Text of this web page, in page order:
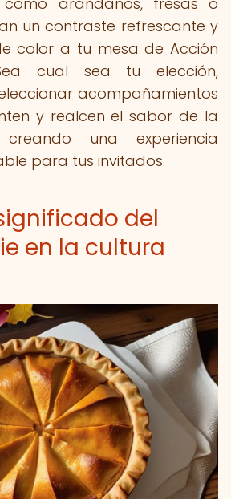
un contraste refrescante y
color a tu mesa de Acción
cual sea tu elección,
acompañamientos
y realcen el sabor de la
una experiencia
para tus invitados.
del
en la cultura